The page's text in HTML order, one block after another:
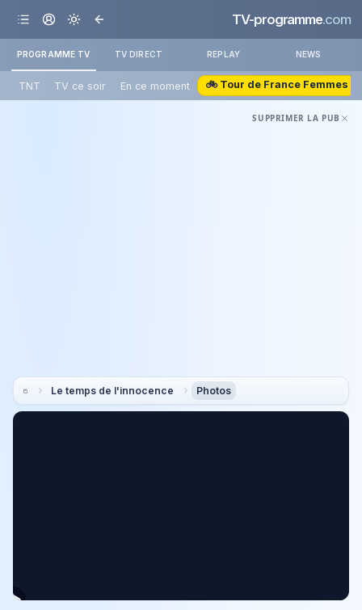
TV-programme.com
PROGRAMME TV TV DIRECT REPLAY NEWS
TNT TV ce soir En ce moment 🚲 Tour de France Femmes
SUPPRIMER LA PUB
Le temps de l'innocence Photos